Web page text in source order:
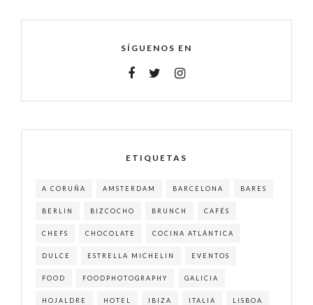
SÍGUENOS EN
ETIQUETAS
A CORUÑA AMSTERDAM BARCELONA BARES
BERLIN BIZCOCHO BRUNCH CAFÉS
CHEFS CHOCOLATE COCINA ATLÁNTICA
DULCE ESTRELLA MICHELIN EVENTOS
FOOD FOODPHOTOGRAPHY GALICIA
HOJALDRE HOTEL IBIZA ITALIA LISBOA